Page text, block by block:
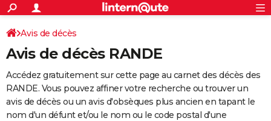
ACTUALITÉS
Politique
Société
Faits Divers
Education
Monde
Villes
+
SPORT
Coupe du monde 2026
Football
Tennis
Cyclisme
Rugby
Forum
Programme TV
TNT
Streaming
Cinéma
Sorties cinéma
Musique
+
FINANCE
Retraite
Epargne
Immobilier
Risques naturels par ville
Banque
Assurance
AUTO
Avis de décès
Avis de décès RANDE
Accédez gratuitement sur cette page au carnet des décès des
RANDE. Vous pouvez affiner votre recherche ou trouver un
avis de décès ou un avis d'obsèques plus ancien en tapant le
nom d'un défunt et/ou le nom ou le code postal d'une